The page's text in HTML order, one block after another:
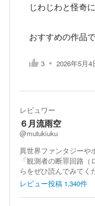
じわじわと怪奇
おすすめの作品
3 2026年5月4
レビュワー
６月流雨空
@mutukiuku
異世界ファンタジーや
「観測者の断罪回路
らをぜひ読んでみてく
レビュー投稿 1,340件